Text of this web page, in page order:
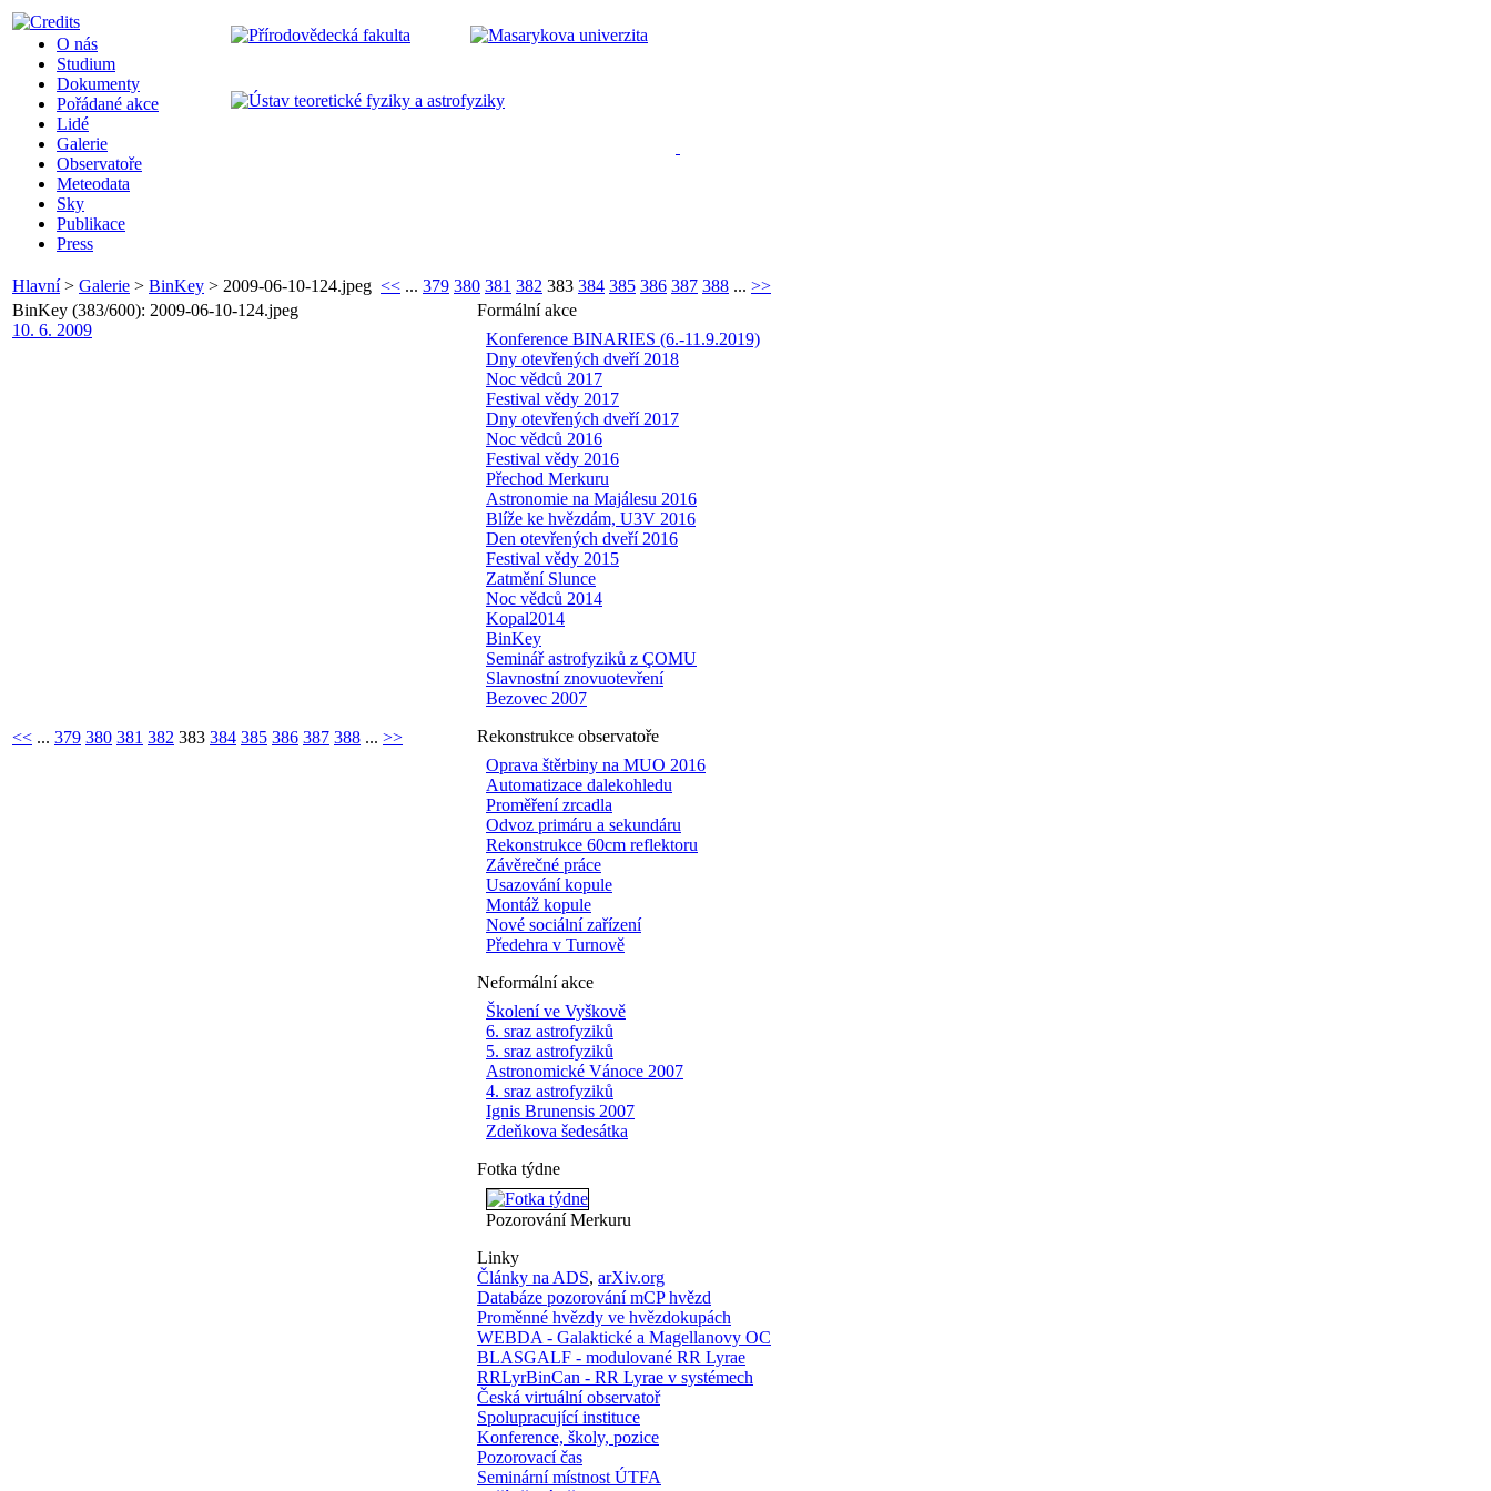
O nás
Studium
Dokumenty
Pořádané akce
Lidé
Galerie
Observatoře
Meteodata
Sky
Publikace
Press
Hlavní> Galerie > BinKey > 2009-06-10-124.jpeg << ... 379 380 381 382 383 384 385 386 387 388 ... >>
Formální akce
Konference BINARIES (6.-11.9.2019)
Dny otevřených dveří 2018
Noc vědců 2017
Festival vědy 2017
Dny otevřených dveří 2017
Noc vědců 2016
Festival vědy 2016
Přechod Merkuru
Astronomie na Majálesu 2016
Blíže ke hvězdám, U3V 2016
Den otevřených dveří 2016
Festival vědy 2015
Zatmění Slunce
Noc vědců 2014
Kopal2014
BinKey
Seminář astrofyziků z ÇOMU
Slavnostní znovuotevření
Bezovec 2007
Rekonstrukce observatoře
Oprava štěrbiny na MUO 2016
Automatizace dalekohledu
Proměření zrcadla
Odvoz primáru a sekundáru
Rekonstrukce 60cm reflektoru
Závěrečné práce
Usazování kopule
Montáž kopule
Nové sociální zařízení
Předehra v Turnově
Neformální akce
Školení ve Vyškově
6. sraz astrofyziků
5. sraz astrofyziků
Astronomické Vánoce 2007
4. sraz astrofyziků
Ignis Brunensis 2007
Zdeňkova šedesátka
Fotka týdne
Pozorování Merkuru
Linky
Články na ADS, arXiv.org
Databáze pozorování mCP hvězd
Proměnné hvězdy ve hvězdokupách
WEBDA - Galaktické a Magellanovy OC
BLASGALF - modulované RR Lyrae
RRLyrBinCan - RR Lyrae v systémech
Česká virtuální observatoř
Spolupracující instituce
Konference, školy, pozice
Pozorovací čas
Seminární místnost ÚTFA
BinKey (383/600): 2009-06-10-124.jpeg
10. 6. 2009
<< ... 379 380 381 382 383 384 385 386 387 388 ... >>